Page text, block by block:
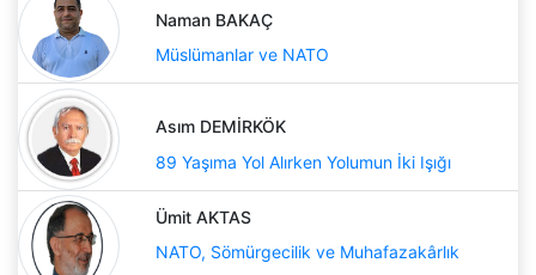
Naman BAKAÇ
Müslümanlar ve NATO
Asım DEMİRKÖK
89 Yaşıma Yol Alırken Yolumun İki Işığı
Ümit AKTAS
NATO, Sömürgecilik ve Muhafazakârlık